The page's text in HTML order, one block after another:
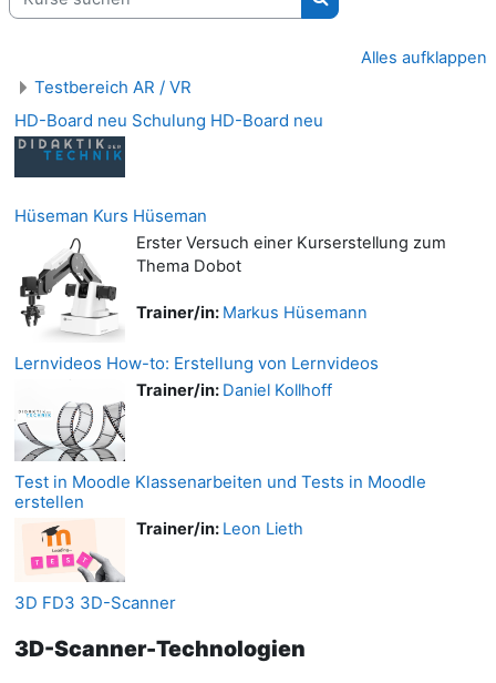
Kurse suchen
Alles aufklappen
Testbereich AR / VR
HD-Board neu Schulung HD-Board neu
Hüseman Kurs Hüseman
Erster Versuch einer Kurserstellung zum
Thema Dobot
Trainer/in: Markus Hüsemann
Lernvideos How-to: Erstellung von Lernvideos
Trainer/in: Daniel Kollhoff
Test in Moodle Klassenarbeiten und Tests in Moodle
erstellen
Trainer/in: Leon Lieth
3D FD3 3D-Scanner
3D-Scanner-Technologien